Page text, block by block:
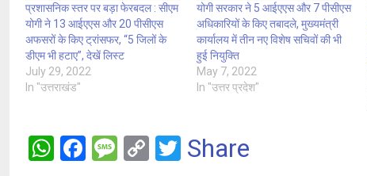
प्रशासनिक स्तर पर बड़ा फेरबदल : सीएम
योगी ने 13 आईएएस और 20 पीसीएस
अफसरों के किए ट्रांसफर, “5 जिलों के
डीएम भी हटाए”, देखें लिस्ट
July 29, 2022
In "उत्तराखंड"
योगी सरकार ने 5 आईएएस और 7 पीसीएस
अधिकारियों के किए तबादले, मुख्यमंत्री
कार्यालय में तीन नए विशेष सचिवों की भी
हुई नियुक्ति
May 7, 2022
In "उत्तर प्रदेश"
W F
M C
T
Share